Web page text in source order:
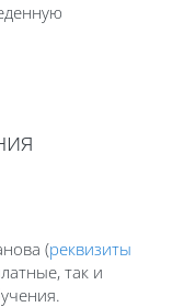
(реквизиты
так и